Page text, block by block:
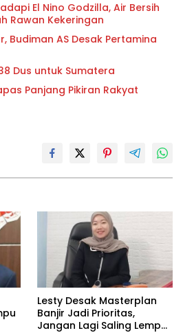
El Nino Godzilla, Air Bersih
Rawan Kekeringan
Budiman AS Desak Pertamina
Dus untuk Sumatera
Panjang Pikiran Rakyat
Lesty Desak Masterplan
Banjir Jadi Prioritas,
Jangan Lagi Saling Lempar